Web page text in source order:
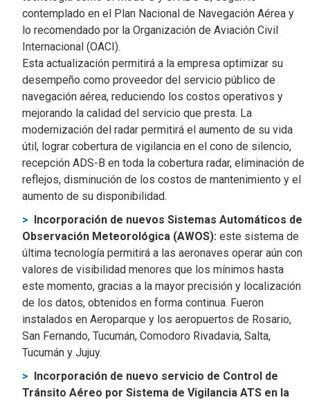
contemplado en el Plan Nacional de Navegación Aérea y
lo recomendado por la Organización de Aviación Civil
Internacional (OACI).
Esta actualización permitirá a la empresa optimizar su
desempeño como proveedor del servicio público de
navegación aérea, reduciendo los costos operativos y
mejorando la calidad del servicio que presta. La
modernización del radar permitirá el aumento de su vida
útil, lograr cobertura de vigilancia en el cono de silencio,
recepción ADS-B en toda la cobertura radar, eliminación de
reflejos, disminución de los costos de mantenimiento y el
aumento de su disponibilidad.
Incorporación de nuevos Sistemas Automáticos de
Observación Meteorológica (AWOS):este sistema de
última tecnología permitirá a las aeronaves operar aún con
valores de visibilidad menores que los mínimos hasta
este momento, gracias a la mayor precisión y localización
de los datos, obtenidos en forma continua. Fueron
instalados en Aeroparque y los aeropuertos de Rosario,
San Fernando, Tucumán, Comodoro Rivadavia, Salta,
Tucumán y Jujuy.
Incorporación de nuevo servicio de Control de
Tránsito Aéreo por Sistema de Vigilancia ATS en la